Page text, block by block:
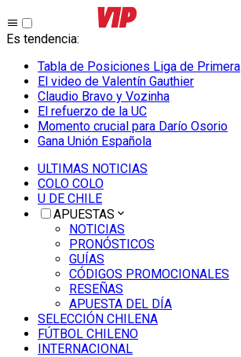
Es tendencia:
Tabla de Posiciones Liga de Primera
El video de Valentín Gauthier
Claudio Bravo y Vozinha
El refuerzo de la UC
Momento crucial para Darío Osorio
Gana Unión Española
ULTIMAS NOTICIAS
COLO COLO
U DE CHILE
APUESTAS
NOTICIAS
PRONÓSTICOS
GUÍAS
CÓDIGOS PROMOCIONALES
RESEÑAS
APUESTA DEL DÍA
SELECCIÓN CHILENA
FÚTBOL CHILENO
INTERNACIONAL